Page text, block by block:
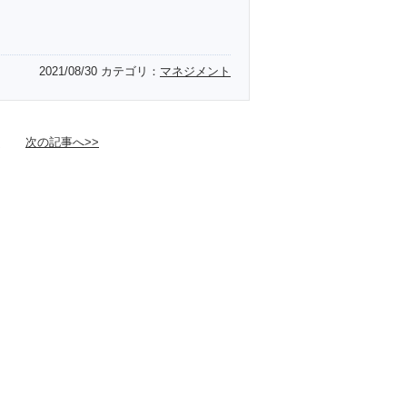
2021/08/30 カテゴリ： マネジメント
次の記事へ>>